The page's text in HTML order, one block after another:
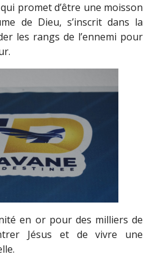
promet d’être une moisson
de Dieu, s’inscrit dans la
les rangs de l’ennemi pour
en or pour des milliers de
Jésus et de vivre une